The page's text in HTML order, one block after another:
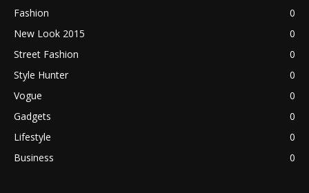
Fashion
0
New Look 2015
0
Street Fashion
0
Style Hunter
0
Vogue
0
Gadgets
0
Lifestyle
0
Business
0